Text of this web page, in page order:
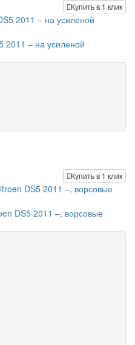
Купить в 1 клик
2011 – на усиленой
Купить в 1 клик
DS5 2011 –, ворсовые